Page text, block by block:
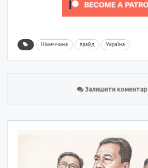
Німеччина прайд Україна
Залишити коментар